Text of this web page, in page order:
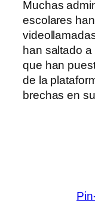
Muchas
escolares
han saltado
que han
de la
brechas en